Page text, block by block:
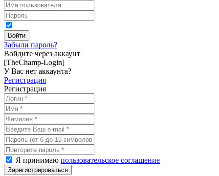
Забыли пароль?
Войдите через аккаунт
[TheChamp-Login]
У Вас нет аккаунта?
Регистрация
Регистрация
Я принимаю пользовательское соглашение